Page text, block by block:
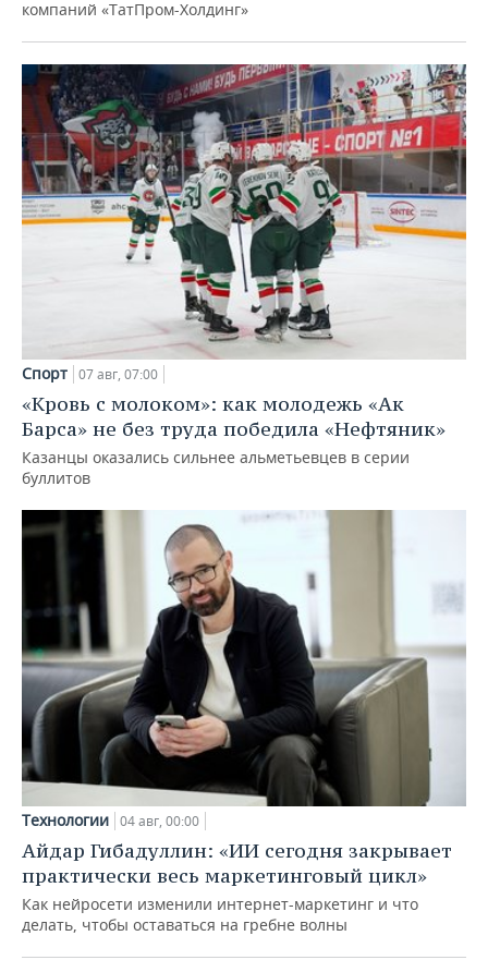
компаний «ТатПром-Холдинг»
Спорт 07 авг, 07:00
«Кровь с молоком»: как молодежь «Ак
Барса» не без труда победила «Нефтяник»
Казанцы оказались сильнее альметьевцев в серии
буллитов
Технологии 04 авг, 00:00
Айдар Гибадуллин: «ИИ сегодня закрывает
практически весь маркетинговый цикл»
Как нейросети изменили интернет-маркетинг и что
делать, чтобы оставаться на гребне волны